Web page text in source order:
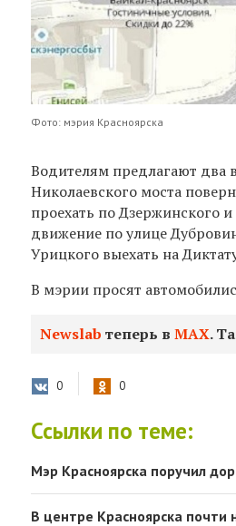
Фото: мэрия Красноярска
Водителям предлагают два
Николаевского моста
проехать по Дзержинского
движение по улице
Урицкого выехать на
В мэрии просят
Newslab теперь вМАХ.
0 0
Ссылки по теме:
Мэр Красноярска поручил
В центре Красноярска